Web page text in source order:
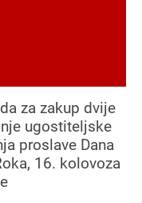
za zakup dvije
ugostiteljske
proslave Dana
16. kolovoza